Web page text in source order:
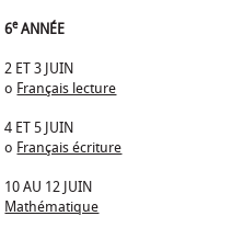
6eANNÉE
2 ET 3 JUIN
o Français lecture
4 ET 5 JUIN
o Français écriture
10 AU 12 JUIN
Mathématique